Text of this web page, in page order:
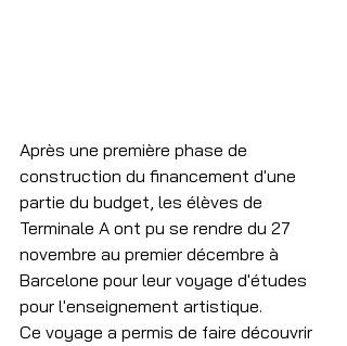
Après une première phase de
construction du financement d'une
partie du budget, les élèves de
Terminale A ont pu se rendre du 27
novembre au premier décembre à
Barcelone pour leur voyage d'études
pour l'enseignement artistique.
Ce voyage a permis de faire découvrir